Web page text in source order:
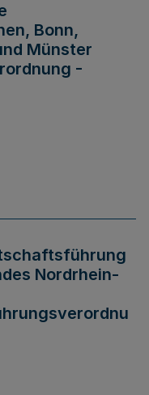
Bonn,
Münster
-
Nordrhein-